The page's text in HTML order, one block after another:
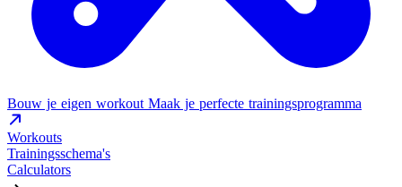
Bouw je eigen workout Maak je perfecte trainingsprogramma
Workouts
Trainingsschema's
Calculators